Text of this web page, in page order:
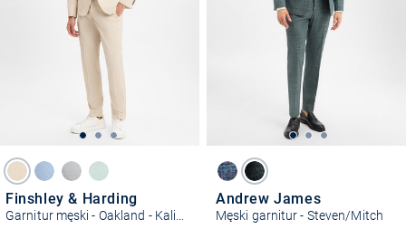
Finshley & Harding Andrew James
Męski garnitur - Steven/Mitch